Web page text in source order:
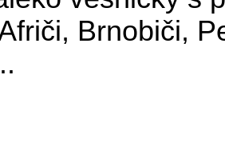
Brnobiči,